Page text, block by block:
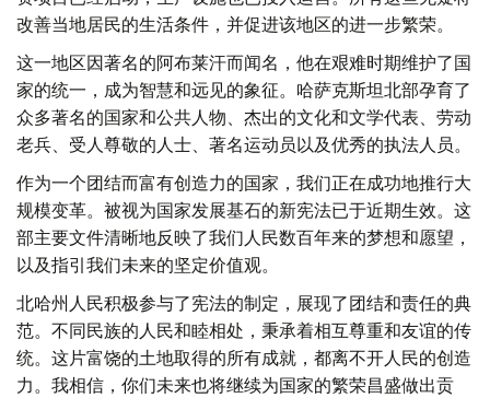
改善当地居民的生活条件，并促进该地区的进一步繁荣。
这一地区因著名的阿布莱汗而闻名，他在艰难时期维护了国
家的统一，成为智慧和远见的象征。哈萨克斯坦北部孕育了
众多著名的国家和公共人物、杰出的文化和文学代表、劳动
老兵、受人尊敬的人士、著名运动员以及优秀的执法人员。
作为一个团结而富有创造力的国家，我们正在成功地推行大
规模变革。被视为国家发展基石的新宪法已于近期生效。这
部主要文件清晰地反映了我们人民数百年来的梦想和愿望，
以及指引我们未来的坚定价值观。
北哈州人民积极参与了宪法的制定，展现了团结和责任的典
范。不同民族的人民和睦相处，秉承着相互尊重和友谊的传
统。这片富饶的土地取得的所有成就，都离不开人民的创造
力。我相信，你们未来也将继续为国家的繁荣昌盛做出贡